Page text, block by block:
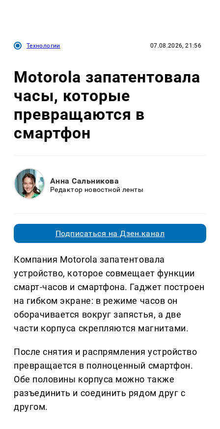
Технологии 07.08.2026, 21:56
Motorola запатентовала
часы, которые
превращаются в
смартфон
Анна Сальникова
Редактор новостной ленты
Подписаться на Дзен.канал
Компания Motorola запатентовала
устройство, которое совмещает функции
смарт-часов и смартфона. Гаджет построен
на гибком экране: в режиме часов он
оборачивается вокруг запястья, а две
части корпуса скрепляются магнитами.
После снятия и распрямления устройство
превращается в полноценный смартфон.
Обе половины корпуса можно также
разъединить и соединить рядом друг с
другом.